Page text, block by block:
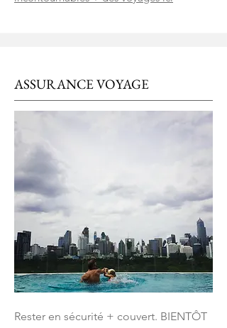
ASSURANCE VOYAGE
Rester en sécurité + couvert. BIENTÔT